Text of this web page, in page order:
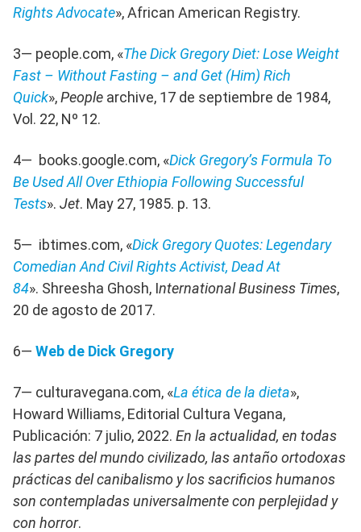
Rights Advocate», African American Registry.
3— people.com, «The Dick Gregory Diet: Lose Weight
Fast – Without Fasting – and Get (Him) Rich
Quick»,People archive, 17 de septiembre de 1984,
Vol. 22, Nº 12.
4— books.google.com, «Dick Gregory’s Formula To
Be Used All Over Ethiopia Following Successful
Tests». Jet. May 27, 1985. p. 13.
5— ibtimes.com, «Dick Gregory Quotes: Legendary
Comedian And Civil Rights Activist, Dead At
84». Shreesha Ghosh, International Business Times,
20 de agosto de 2017.
6— Web de Dick Gregory
7— culturavegana.com, «La ética de la dieta»,
Howard Williams, Editorial Cultura Vegana,
Publicación: 7 julio, 2022. En la actualidad, en todas
las partes del mundo civilizado, las antaño ortodoxas
prácticas del canibalismo y los sacrificios humanos
son contempladas universalmente con perplejidad y
con horror.